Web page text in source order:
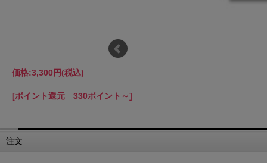
価格:3,300円(税込)
[ポイント還元 330ポイント～]
注文